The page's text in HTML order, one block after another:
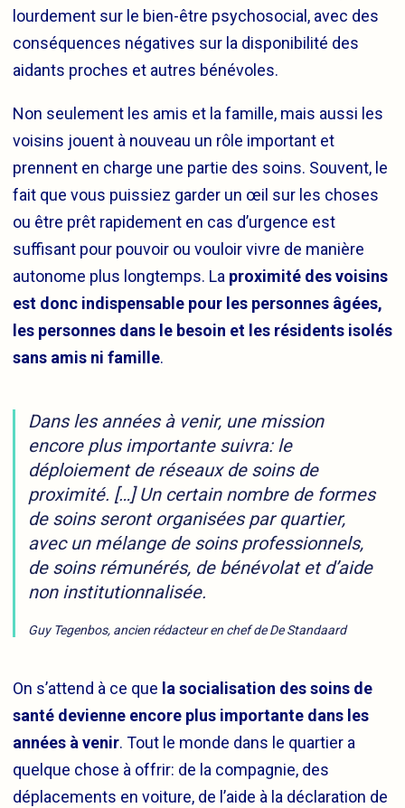
lourdement sur le bien-être psychosocial, avec des
conséquences négatives sur la disponibilité des
aidants proches et autres bénévoles.
Non seulement les amis et la famille, mais aussi les
voisins jouent à nouveau un rôle important et
prennent en charge une partie des soins. Souvent, le
fait que vous puissiez garder un œil sur les choses
ou être prêt rapidement en cas d’urgence est
suffisant pour pouvoir ou vouloir vivre de manière
autonome plus longtemps. La proximité des voisins
est donc indispensable pour les personnes âgées,
les personnes dans le besoin et les résidents isolés
sans amis ni famille.
Dans les années à venir, une mission
encore plus importante suivra: le
déploiement de réseaux de soins de
proximité. […] Un certain nombre de formes
de soins seront organisées par quartier,
avec un mélange de soins professionnels,
de soins rémunérés, de bénévolat et d’aide
non institutionnalisée.
Guy Tegenbos, ancien rédacteur en chef de De Standaard
On s’attend à ce que la socialisation des soins de
santé devienne encore plus importante dans les
années à venir. Tout le monde dans le quartier a
quelque chose à offrir: de la compagnie, des
déplacements en voiture, de l’aide à la déclaration de